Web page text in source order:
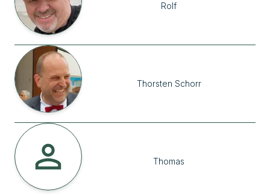
Rolf
Thorsten Schorr
Thomas